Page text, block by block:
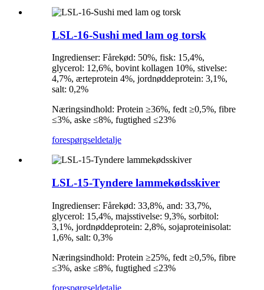
LSL-16-Sushi med lam og torsk
Ingredienser: Fårekød: 50%, fisk: 15,4%,
glycerol: 12,6%, bovint kollagen 10%, stivelse:
4,7%, ærteprotein 4%, jordnøddeprotein: 3,1%,
salt: 0,2%
Næringsindhold: Protein ≥36%, fedt ≥0,5%, fibre
≤3%, aske ≤8%, fugtighed ≤23%
forespørgseldetalje
LSL-15-Tyndere lammekødsskiver
Ingredienser: Fårekød: 33,8%, and: 33,7%,
glycerol: 15,4%, majsstivelse: 9,3%, sorbitol:
3,1%, jordnøddeprotein: 2,8%, sojaproteinisolat:
1,6%, salt: 0,3%
Næringsindhold: Protein ≥25%, fedt ≥0,5%, fibre
≤3%, aske ≤8%, fugtighed ≤23%
forespørgseldetalje